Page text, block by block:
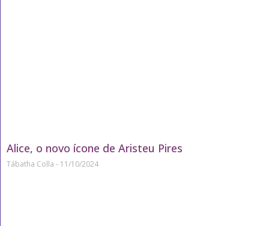
Alice, o novo ícone de Aristeu Pires
Tábatha Colla 11/10/2024